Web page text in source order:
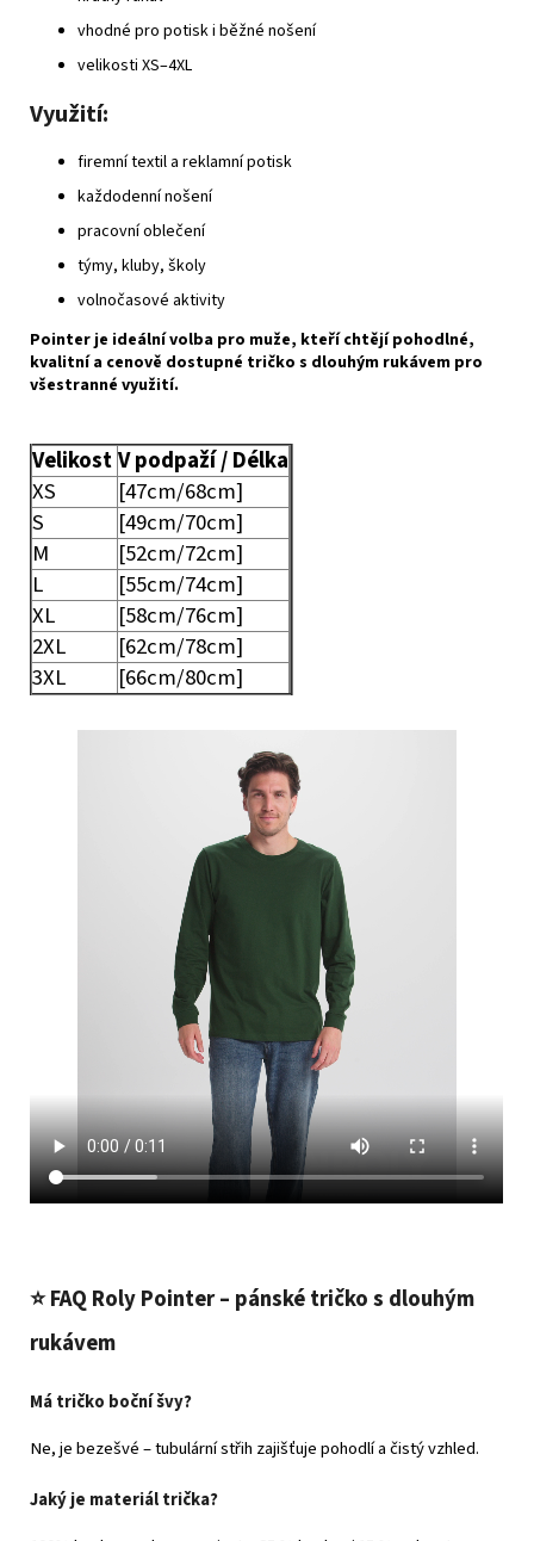
vhodné pro potisk i běžné nošení
velikosti XS–4XL
Využití:
firemní textil a reklamní potisk
každodenní nošení
pracovní oblečení
týmy, kluby, školy
volnočasové aktivity
Pointer je ideální volba pro muže, kteří chtějí pohodlné,
kvalitní a cenově dostupné tričko s dlouhým rukávem pro
všestranné využití.
VelikostV podpaží / Délka
XS
[47cm/68cm]
S
[49cm/70cm]
M
[52cm/72cm]
L
[55cm/74cm]
XL
[58cm/76cm]
2XL
[62cm/78cm]
3XL
[66cm/80cm]
⭐FAQ Roly Pointer – pánské tričko s dlouhým
rukávem
Má tričko boční švy?
Ne, je bezešvé – tubulární střih zajišťuje pohodlí a čistý vzhled.
Jaký je materiál trička?